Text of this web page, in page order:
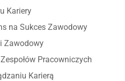
Kariery
na Sukces Zawodowy
Zawodowy
Pracowniczych
Karierą